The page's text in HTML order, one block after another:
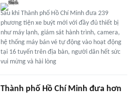
Sau khi Thành phố Hồ Chí Minh đưa 239
phương tiện xe buýt mới với đầy đủ thiết bị
như máy lạnh, giám sát hành trình, camera,
hệ thống máy bán vé tự động vào hoạt động
tại 16 tuyến trên địa bàn, người dân hết sức
vui mừng và hài lòng
Thành phố Hồ Chí Minh đưa hơn